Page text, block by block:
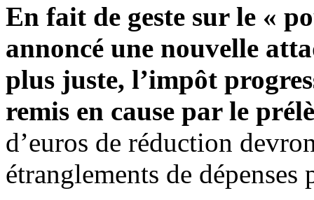
En fait de geste sur le «
annoncé une nouvelle
plus juste, l’impôt
remis en cause par le
d’euros de réduction
étranglements de